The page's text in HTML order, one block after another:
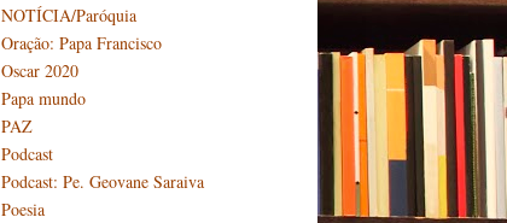
NOTÍCIA/Paróquia
Oração: Papa Francisco
Oscar 2020
Papa mundo
PAZ
Podcast
Podcast: Pe. Geovane Saraiva
Poesia